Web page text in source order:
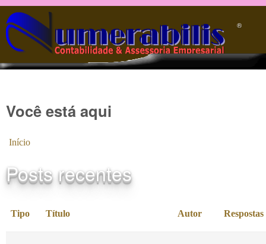
Pular para o conteúdo principal
®️
Você está aqui
Início
Posts recentes
Tipo Título Autor Respostas